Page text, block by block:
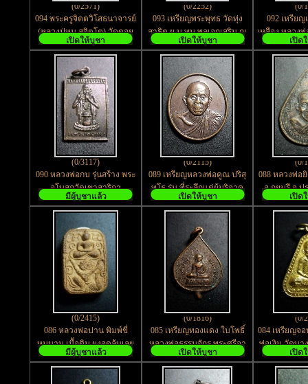
(0/2571)
094 พระครูจิตตวิโสธนาจารย์
(หลวงปู่หนู สุจิตโต) วัดดอย
แม่ปั๋ง จ.เชียงใหม่
เปิดให้บูชา
(0/2252)
093 เหรียญพระพุทธ วัดทุ่ง
สาธิต ผ.บ.ทบ.พลเอกเสริม ณ
นคร สร้างรุ่น 1 ปี 2521
เปิดให้บูชา
(0/
092 เหรียญ
เหลือง หลวง
ไกรกลาง
เปิด
(0/3117)
090 หลวงพ่อกบ รุ่นสร้าง พระ
อุโบสถวัดเขาสาริกา
อ.บ้านหมี่ จ.ลพบุรี
มีผู้บูชาแล้ว
(0/2115)
089 เหรียญหลวงพ่อคูณ ปริสุ
ทโธ รุ่น ที่ระลึกแด่ผู้บริจาค
โลหิต
เปิดให้บูชา
(0/
088 หลวงพ่อ
อ.กุยบุรี จ.ป
เปิด
(0/2415)
086 หลวงพ่อปาน พิมพ์ขี่
หนุมาน เนื้อดิน ผงอุดล้นเลย
ครับ
มีผู้บูชาแล้ว
(0/1816)
085 เหรียญทองแดง ใบโพธิ์
หลวงพ่อธรรมจักร พระศรีอา
ริยพระแท่นศิลาอาสน์
เปิดให้บูชา
(0/
084 เหรียญจ
พ่อเงิน วัดบา
สร้าง
เปิด